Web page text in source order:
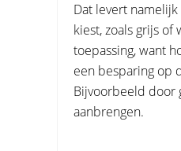
Dat levert
kiest, zoals grijs
toepassing, want
een besparing op
Bijvoorbeeld door
aanbrengen.